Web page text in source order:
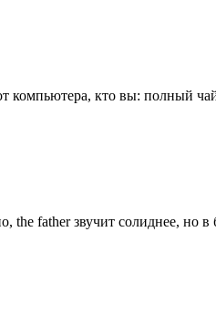
компьютера, кто вы: полный
father звучит солиднее, но в